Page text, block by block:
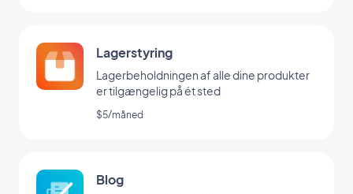
Lagerstyring
Lagerbeholdningen af alle dine produkter
er tilgængelig på ét sted
$5/måned
Blog